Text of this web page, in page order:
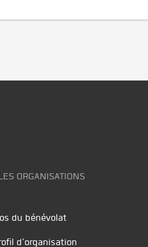
ORGANISATIONS
du bénévolat
d'organisation